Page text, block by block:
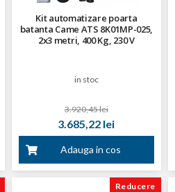
Kit automatizare poarta
batanta Came ATS 8K01MP-025,
2x3 metri, 400 Kg, 230 V
in stoc
3.920,45 lei
3.685,22 lei
Adauga in cos
Reducere